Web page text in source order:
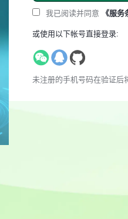
我已阅读并同意 《服务
或使用以下帐号直接登录:
未注册的手机号码在验证后